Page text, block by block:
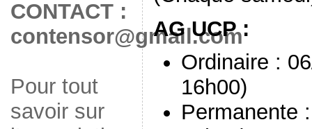
CONTACT :
contensor@gmail.com
Pour tout
savoir sur
AG UCP :
Ordinaire :
16h00)
Permanente